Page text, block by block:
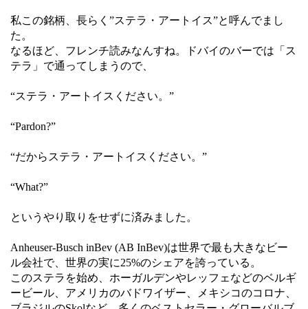
私この銘柄、長らく”ステラ・アートイス”と呼んでまし
た。
なるほど、フレンチ読みなんすね。ドバイのバーでは「ス
テラ」で通ってしまうので、
“ステラ・アートイスください。”
“Pardon?”
“だからステラ・アートイスください。”
“What?”
というやり取りをせずに済みました。
Anheuser-Busch inBev (AB InBev)は世界で最も大きなビー
ル会社で、世界の実に25%のシェアを誇っている。
このステラを始め、ホーガルデンやレッフェなどのベルギ
ービール、アメリカのバドワイザー、メキシコのコロナ、